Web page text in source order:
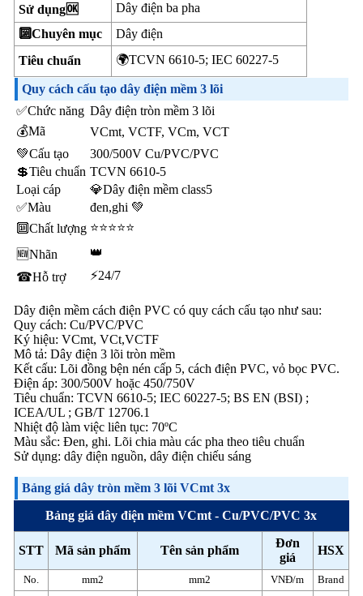
Sử dụng🆗
Dây điện ba pha
🔟Chuyên mục
Dây điện
Tiêu chuẩn
🌍TCVN 6610-5; IEC 60227-5
Quy cách cấu tạo dây điện mềm 3 lõi
✅Chức năng Dây điện tròn mềm 3 lõi
💰Mã
VCmt, VCTF, VCm, VCT
💚Cấu tạo
300/500V Cu/PVC/PVC
💲Tiêu chuẩn TCVN 6610-5
Loại cáp
💎Dây điện mềm class5
✅Màu
đen,ghi 💚
🔟Chất lượng ⭐⭐⭐⭐⭐
🆕Nhãn
👑
☎Hỗ trợ
⚡24/7
Dây điện mềm cách điện PVC có quy cách cấu tạo như sau:
Quy cách: Cu/PVC/PVC
Ký hiệu: VCmt, VCt,VCTF
Mô tả: Dây điện 3 lõi tròn mềm
Kết cấu: Lõi đồng bện nén cấp 5, cách điện PVC, vỏ bọc PVC.
Điện áp: 300/500V hoặc 450/750V
Tiêu chuẩn: TCVN 6610-5; IEC 60227-5; BS EN (BSI) ;
ICEA/UL ; GB/T 12706.1
Nhiệt độ làm việc liên tục: 70ºC
Màu sắc: Đen, ghi. Lõi chia màu các pha theo tiêu chuẩn
Sử dụng: dây điện nguồn, dây điện chiếu sáng
Bảng giá dây tròn mềm 3 lõi VCmt 3x
Bảng giá dây điện mềm VCmt - Cu/PVC/PVC 3x
STT Mã sản phẩm Tên sản phẩm
Đơn
giá
HSX
No. mm2 mm2 VNĐ/m Brand